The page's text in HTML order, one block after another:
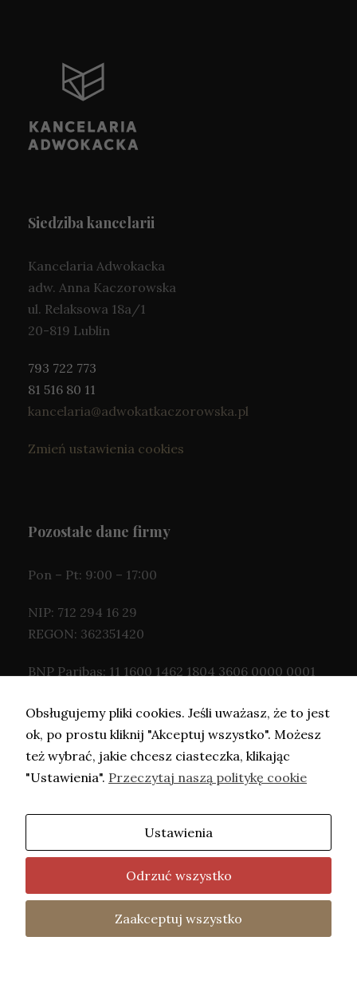
Siedziba kancelarii
Kancelaria Adwokacka
adw. Anna Kaczorowska
ul. Relaksowa 18a/1
20-819 Lublin
793 722 773
81 516 80 11
kancelaria@adwokatkaczorowska.pl
Zmień ustawienia cookies
Pozostałe dane firmy
Pon – Pt: 9:00 – 17:00
NIP: 712 294 16 29
REGON: 362351420
BNP Paribas: 11 1600 1462 1804 3606 0000 0001
Copyright © Adwokat Kaczorowska- 2026.
Projekt i wykonanie -Freeline.
fot. Barbara Mazurek
Home
Oferta Kontakt
Polityka
Prywatności
Obsługujemy pliki cookies. Jeśli uważasz, że to jest
ok, po prostu kliknij "Akceptuj wszystko". Możesz
też wybrać, jakie chcesz ciasteczka, klikając
"Ustawienia". Przeczytaj naszą politykę cookie
Ustawienia
Odrzuć wszystko
Zaakceptuj wszystko